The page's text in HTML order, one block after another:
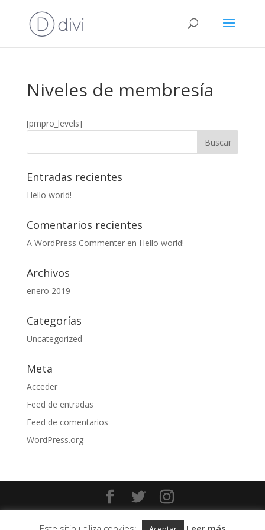
Niveles de membresía
[pmpro_levels]
Entradas recientes
Hello world!
Comentarios recientes
A WordPress Commenteren Hello world!
Archivos
enero 2019
Categorías
Uncategorized
Meta
Acceder
Feed de entradas
Feed de comentarios
WordPress.org